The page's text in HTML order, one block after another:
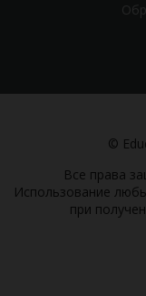
©
Все права
Использование
при